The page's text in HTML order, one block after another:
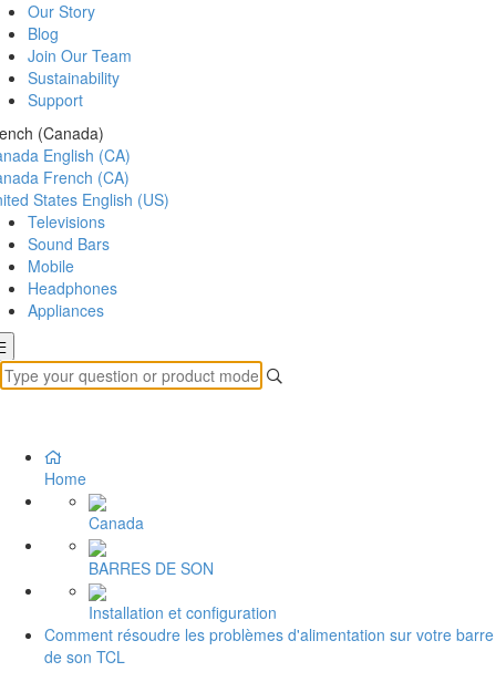
Our Story
Blog
Join Our Team
Sustainability
Support
(Canada)
English (CA)
French (CA)
States English (US)
Televisions
Sound Bars
Mobile
Headphones
Appliances
Home
Canada
BARRES DE SON
Installation et configuration
Comment résoudre les problèmes d'alimentation sur votre barre
de son TCL